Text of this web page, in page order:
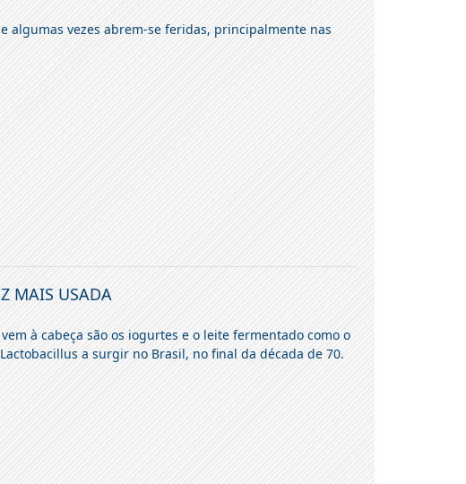
algumas vezes abrem-se feridas, principalmente nas
MAIS USADA
à cabeça são os iogurtes e o leite fermentado como o
a surgir no Brasil, no final da década de 70.